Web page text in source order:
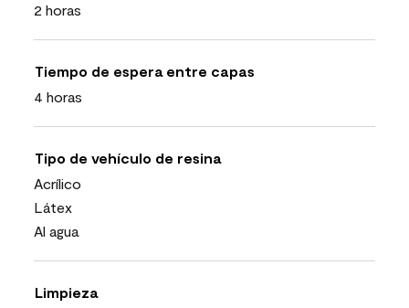
2 horas
Tiempo de espera entre capas
4 horas
Tipo de vehículo de resina
Acrílico
Látex
Al agua
Limpieza